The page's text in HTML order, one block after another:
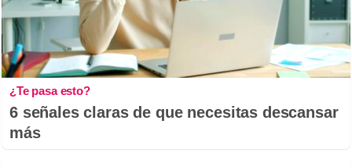
¿Te pasa esto?
6 señales claras de que necesitas descansar
más